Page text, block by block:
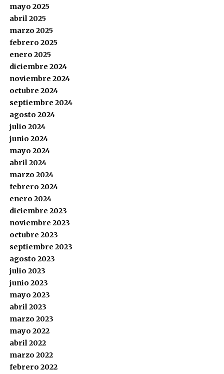
mayo 2025
abril 2025
marzo 2025
febrero 2025
enero 2025
diciembre 2024
noviembre 2024
octubre 2024
septiembre 2024
agosto 2024
julio 2024
junio 2024
mayo 2024
abril 2024
marzo 2024
febrero 2024
enero 2024
diciembre 2023
noviembre 2023
octubre 2023
septiembre 2023
agosto 2023
julio 2023
junio 2023
mayo 2023
abril 2023
marzo 2023
mayo 2022
abril 2022
marzo 2022
febrero 2022